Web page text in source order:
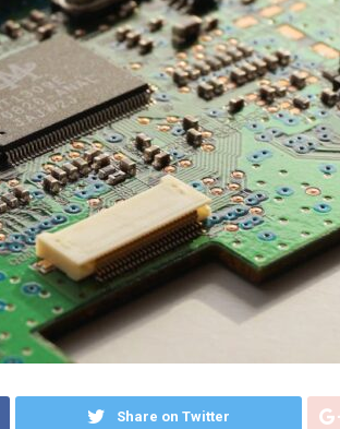
Share on Twitter